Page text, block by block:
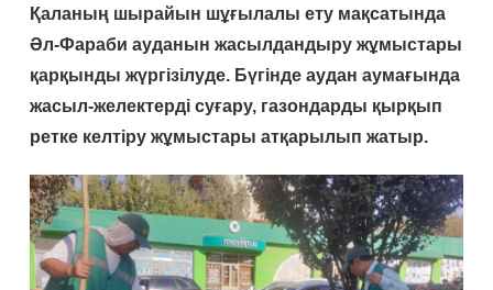
Қаланың шырайын шұғылалы ету мақсатында
Әл-Фараби ауданын жасылдандыру жұмыстары
қарқынды жүргізілуде. Бүгінде аудан аумағында
жасыл-желектерді суғару, газондарды қырқып
ретке келтіру жұмыстары атқарылып жатыр.